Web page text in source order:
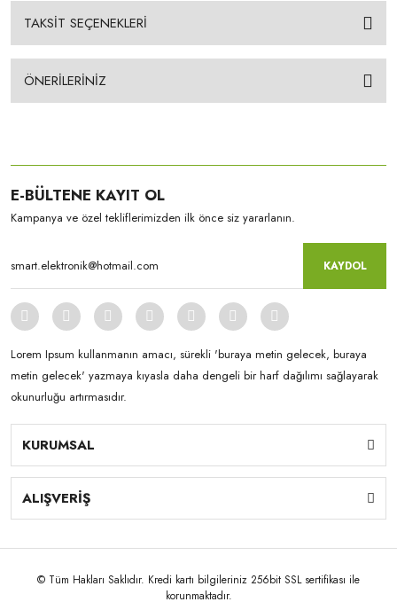
TAKSİT SEÇENEKLERİ
ÖNERİLERİNİZ
E-BÜLTENE KAYIT OL
Kampanya ve özel tekliflerimizden ilk önce siz yararlanın.
KAYDOL
Lorem Ipsum kullanmanın amacı, sürekli 'buraya metin gelecek, buraya
metin gelecek' yazmaya kıyasla daha dengeli bir harf dağılımı sağlayarak
okunurluğu artırmasıdır.
KURUMSAL
ALIŞVERİŞ
© Tüm Hakları Saklıdır. Kredi kartı bilgileriniz 256bit SSL sertifikası ile
korunmaktadır.